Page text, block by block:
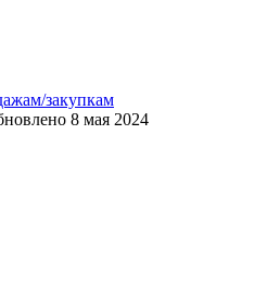
закупкам
8 мая 2024